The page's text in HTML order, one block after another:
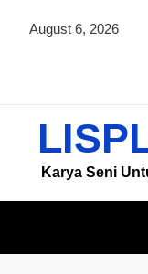
August 6, 2026
Karya Seni